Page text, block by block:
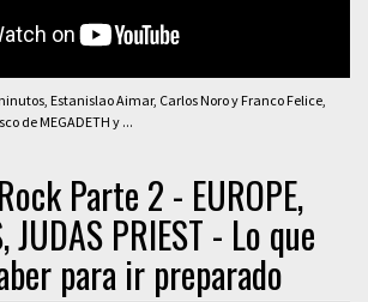
Estanislao Aimar, Carlos Noro y Franco Felice,
de MEGADETH y ...
Parte 2 - EUROPE,
JUDAS PRIEST - Lo que
para ir preparado